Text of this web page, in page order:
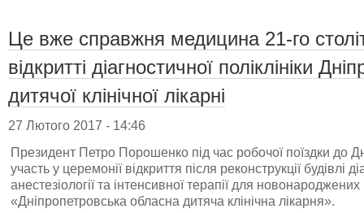
Це вже справжня медицина 21-го
відкритті діагностичної поліклініки
дитячої клінічної лікарні
27 Лютого 2017 - 14:46
Президент Петро Порошенко під час робочої поїздки до
участь у церемонії відкриття після реконструкції будівлі
анестезіології та інтенсивної терапії для
«Дніпропетровська обласна дитяча клінічна лікарня».